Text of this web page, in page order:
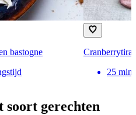
soort gerechten
bastogne
25 min